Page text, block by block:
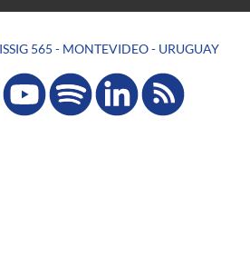
565 - MONTEVIDEO - URUGUAY